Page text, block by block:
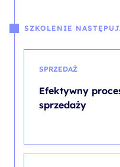
SZKOLENIE
SPRZEDAŻ
Efektywny
sprzedaży